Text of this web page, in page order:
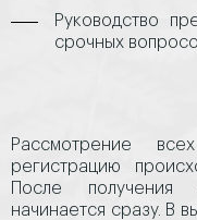
Руководство
срочных
Рассмотрение
регистрацию
После получения
начинается сразу. В